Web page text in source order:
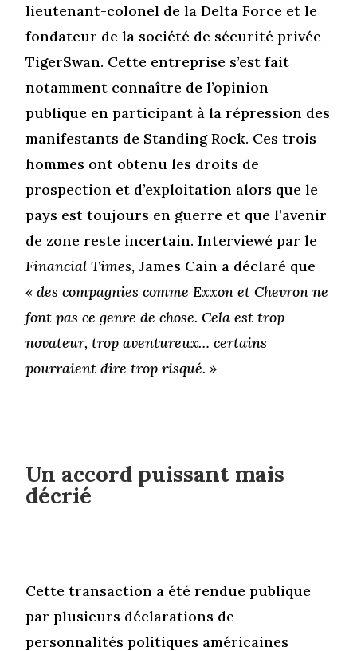
lieutenant-colonel de la Delta Force et le
fondateur de la société de sécurité privée
TigerSwan. Cette entreprise s’est fait
notamment connaître de l’opinion
publique en participant à la répression des
manifestants de Standing Rock. Ces trois
hommes ont obtenu les droits de
prospection et d’exploitation alors que le
pays est toujours en guerre et que l’avenir
de zone reste incertain. Interviewé par le
Financial Times, James Cain a déclaré que
« des compagnies comme Exxon et Chevron ne
font pas ce genre de chose. Cela est trop
novateur, trop aventureux… certains
pourraient dire trop risqué. »
Un accord puissant mais
décrié
Cette transaction a été rendue publique
par plusieurs déclarations de
personnalités politiques américaines